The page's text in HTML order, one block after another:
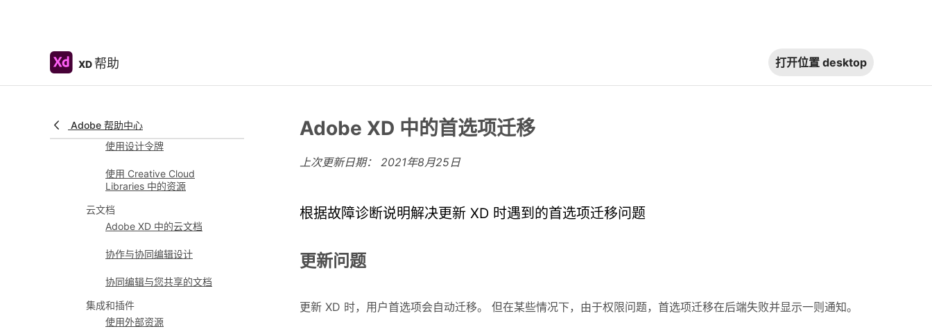
XD 帮助 打开位置 desktop
Adobe 帮助中心
在 XD 中使用 Creative Cloud
Cloud Libraries
使用设计令牌
使用 Creative Cloud
Libraries 中的资源
云文档
Adobe XD 中的云文档
协作与协同编辑设计
协同编辑与您共享的文档
集成和插件
使用外部资源
Adobe XD 中的首选项迁移
上次更新日期： 2021年8月25日
根据故障诊断说明解决更新 XD 时遇到的首选项迁移问题
更新问题
更新 XD 时，用户首选项会自动迁移。 但在某些情况下，由于权限问题，首选项迁移在后端失败并显示一则通知。